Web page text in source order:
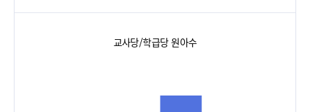
교사당/학급당 원아수